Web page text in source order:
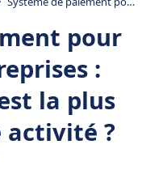
pour
:
la plus
activité ?